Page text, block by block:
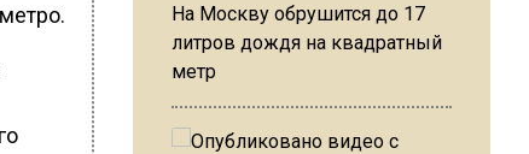
На Москву обрушится до 17
литров дождя на квадратный
метр